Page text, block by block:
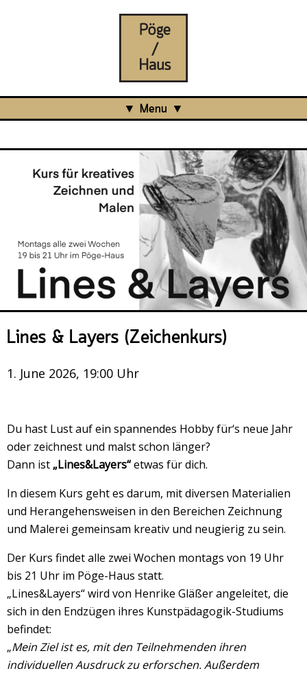
Menu
Projects
Über uns
Was ist das Pöge-Haus?
Team
Organisation
Mitarbeit
Veranstaltungsrückblick
Kontakt und Anfahrt
Presse/Newsletter
Lines & Layers (Zeichenkurs)
1. June 2026, 19:00 Uhr
Du hast Lust auf ein spannendes Hobby für‘s neue Jahr
oder zeichnest und malst schon länger?
Dann ist „Lines&Layers“etwas für dich.
In diesem Kurs geht es darum, mit diversen Materialien
und Herangehensweisen in den Bereichen Zeichnung
und Malerei gemeinsam kreativ und neugierig zu sein.
Der Kurs findet alle zwei Wochen montags von 19 Uhr
bis 21 Uhr im Pöge-Haus statt.
„Lines&Layers“ wird von Henrike Gläßer angeleitet, die
sich in den Endzügen ihres Kunstpädagogik-Studiums
befindet:
„Mein Ziel ist es, mit den Teilnehmenden ihren
individuellen Ausdruck zu erforschen. Außerdem